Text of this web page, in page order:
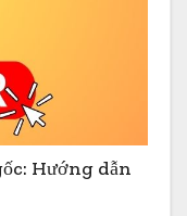
Hướng dẫn